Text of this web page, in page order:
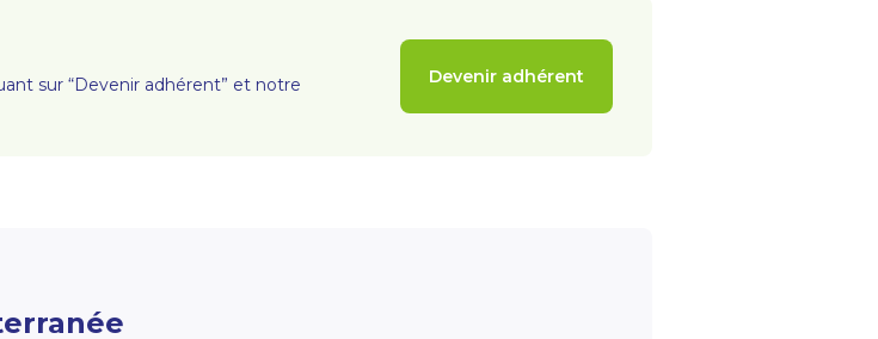
sur “Devenir adhérent” et notre
Devenir adhérent